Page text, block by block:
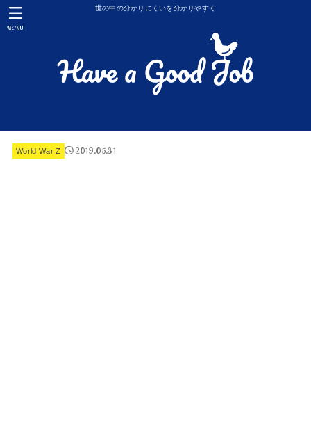
世の中の分かりにくいを分かりやすく
MENU
World War Z 2019.05.31